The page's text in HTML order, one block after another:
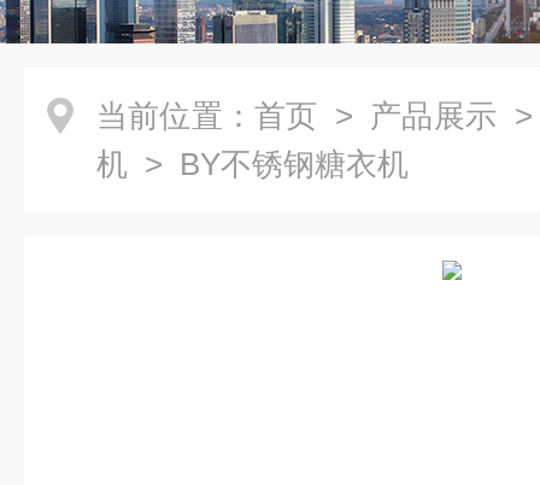
当前位置： 首页 > 产品展示
机 > BY不锈钢糖衣机